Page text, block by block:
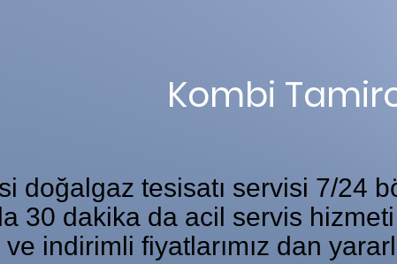
Kombi
doğalgaz tesisatı servisi 7/24
30 dakika da acil servis
ve indirimli fiyatlarımız dan